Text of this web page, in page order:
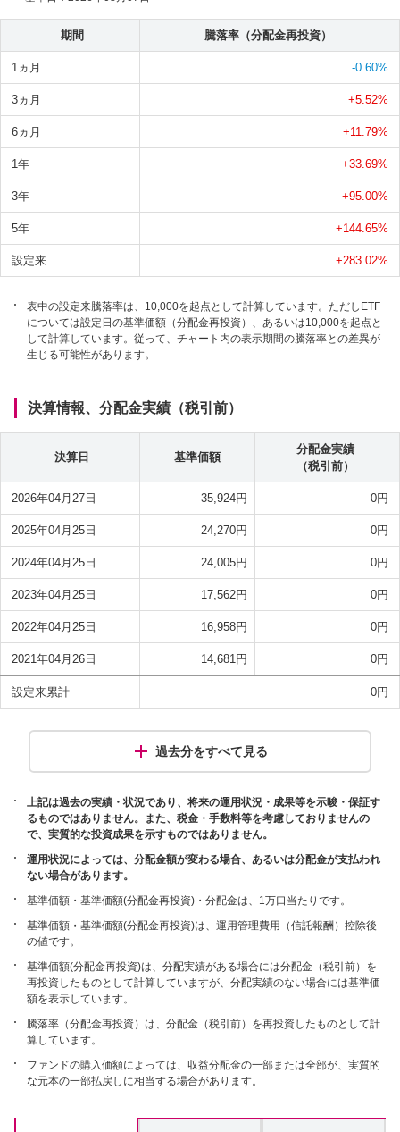
期間 騰落率（分配金再投資）
1ヵ月 -0.60%
3ヵ月 +5.52%
6ヵ月 +11.79%
1年 +33.69%
3年 +95.00%
5年 +144.65%
設定来 +283.02%
表中の設定来騰落率は、10,000を起点として計算しています。ただしETF
については設定日の基準価額（分配金再投資）、あるいは10,000を起点と
して計算しています。従って、チャート内の表示期間の騰落率との差異が
生じる可能性があります。
決算情報、分配金実績（税引前）
決算日 基準価額
分配金実績
（税引前）
2026年04月27日 35,924円 0円
2025年04月25日 24,270円 0円
2024年04月25日 24,005円 0円
2023年04月25日 17,562円 0円
2022年04月25日 16,958円 0円
2021年04月26日 14,681円 0円
設定来累計 0円
過去分をすべて見る
上記は過去の実績・状況であり、将来の運用状況・成果等を示唆・保証す
るものではありません。また、税金・手数料等を考慮しておりませんの
で、実質的な投資成果を示すものではありません。
運用状況によっては、分配金額が変わる場合、あるいは分配金が支払われ
ない場合があります。
基準価額・基準価額(分配金再投資)・分配金は、1万口当たりです。
基準価額・基準価額(分配金再投資)は、運用管理費用（信託報酬）控除後
の値です。
基準価額(分配金再投資)は、分配実績がある場合には分配金（税引前）を
再投資したものとして計算していますが、分配実績のない場合には基準価
額を表示しています。
騰落率（分配金再投資）は、分配金（税引前）を再投資したものとして計
算しています。
ファンドの購入価額によっては、収益分配金の一部または全部が、実質的
な元本の一部払戻しに相当する場合があります。